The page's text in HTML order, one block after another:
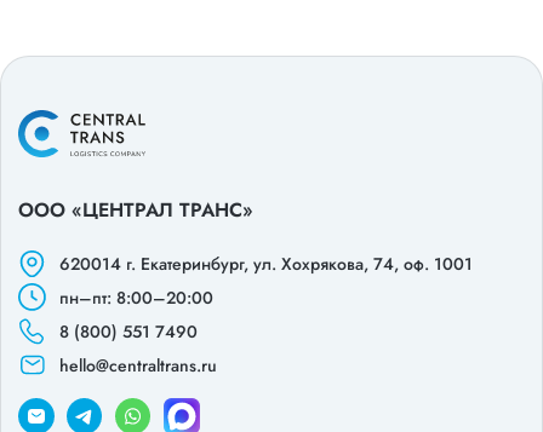
ООО «ЦЕНТРАЛ ТРАНС»
620014 г. Екатеринбург, ул. Хохрякова, 74, оф. 1001
пн–пт: 8:00–20:00
8 (800) 551 7490
hello@centraltrans.ru